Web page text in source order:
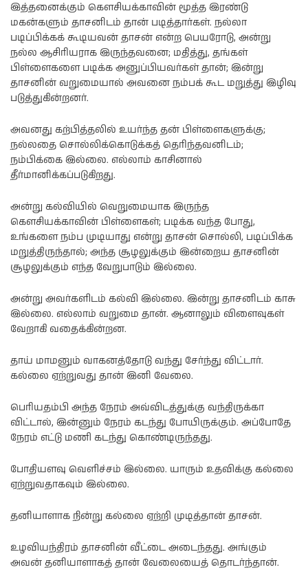
இத்தனைக்கும் கௌசியக்காவின் மூத்த இரண்டு
மகன்களும் தாசனிடம் தான் படித்தார்கள். நல்லா
படிப்பிக்கக் கூடியவன் தாசன் என்ற பெயரோடு, அன்று
நல்ல ஆசிரியராக இருந்தவனை; மதித்து, தங்கள்
பிள்ளைகளை படிக்க அனுப்பியவர்கள் தான்; இன்று
தாசனின் வறுமையால் அவனை நம்பக் கூட மறுத்து இழிவு
படுத்துகின்றனர்.
அவனது கற்பித்தலில் உயர்ந்த தன் பிள்ளைகளுக்கு;
நல்லதை சொல்லிக்கொடுக்கத் தெரிந்தவனிடம்;
நம்பிக்கை இல்லை. எல்லாம் காசினால்
தீர்மானிக்கப்படுகிறது.
அன்று கல்வியில் வெறுமையாக இருந்த
கௌசியக்காவின் பிள்ளைகள்; படிக்க வந்த போது,
உங்களை நம்ப முடியாது என்று தாசன் சொல்லி, படிப்பிக்க
மறுத்திருந்தால்; அந்த சூழலுக்கும் இன்றைய தாசனின்
சூழலுக்கும் எந்த வேறுபாடும் இல்லை.
அன்று அவர்களிடம் கல்வி இல்லை. இன்று தாசனிடம் காசு
இல்லை. எல்லாம் வறுமை தான். ஆனாலும் விளைவுகள்
வேறாகி வதைக்கின்றன.
தாய் மாமனும் வாகனத்தோடு வந்து சேர்ந்து விட்டார்.
கல்லை ஏற்றுவது தான் இனி வேலை.
பெரியதம்பி அந்த நேரம் அவ்விடத்துக்கு வந்திருக்கா
விட்டால், இன்னும் நேரம் கடந்து போயிருக்கும். அப்போதே
நேரம் எட்டு மணி கடந்து கொண்டிருந்தது.
போதியளவு வெளிச்சம் இல்லை. யாரும் உதவிக்கு கல்லை
ஏற்றுவதாகவும் இல்லை.
தனியாளாக நின்று கல்லை ஏற்றி முடித்தான் தாசன்.
உழவியந்திரம் தாசனின் வீட்டை அடைந்தது. அங்கும்
அவன் தனியாளாகத் தான் வேலையைத் தொடர்ந்தான்.